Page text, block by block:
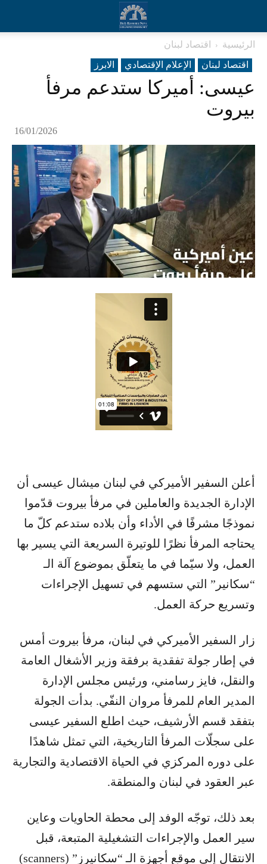
الرئيسية
اقتصاد لبنان
اقتصاد لبنان
الإعلام الإقتصادي الابرز
عيسى: أميركا ستدعم مرفأ
بيروت
16/01/2026
أعلن السفير الأميركي في لبنان ميشال عيسى أن
الإدارة الجديدة والعاملين في مرفأ بيروت قدّموا
نموذجًا مشرفًا في الأداء وأن بلاده ستدعم كلّ ما
يحتاجه المرفأ نظرًا للوتيرة السريعة التي يسير بها
العمل، ولا سيّما في ما يتعلّق بموضوع آلة الـ
“سكانير” التي ستسهم في تسهيل الإجراءات
وتسريع حركة العمل.
زار السفير الأميركي في لبنان، مرفأ بيروت أمس
في إطار جولة تفقدية برفقة وزير الأشغال العامة
والنقل، فايز رسامني، ورئيس مجلس الإدارة
المدير العام للمرفأ مروان النفّي. بدأت الجولة
بتفقد قسم الأرشيف، حيث اطلع السفير عيسى
على سجلّات المرفأ التاريخية، التي تمثل شاهدًا
على دوره المركزي في الحياة الاقتصادية والتجارية
عبر العقود في لبنان والمنطقة.
بعد ذلك، توجّه الوفد إلى محطة الحاويات وعاين
سير العمل والإجراءات التشغيلية المتبعة، قبل
الانتقال إلى موقع أجهزة الـ “سكانيرز” (scanners)